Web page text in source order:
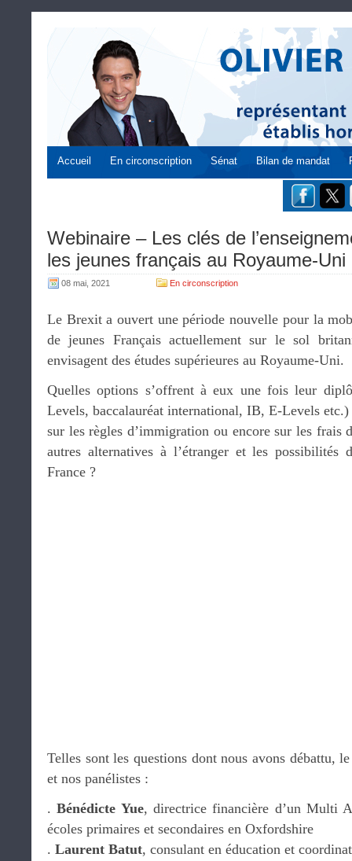
Accueil En circonscription Sénat Bilan de mandat
Webinaire – Les clés de
les jeunes français au Royaume-
08 mai, 2021 En circonscription
Le Brexit a ouvert une période nouvelle pour la
de jeunes Français actuellement sur le sol
envisagent des études supérieures au Royaume-Uni.
Quelles options s’offrent à eux une fois leur
Levels, baccalauréat international, IB, E-Levels
sur les règles d’immigration ou encore sur les frais
autres alternatives à l’étranger et les possibilités
France ?
Telles sont les questions dont nous avons débattu,
et nos panélistes :
.Bénédicte Yue, directrice financière d’un Multi
écoles primaires et secondaires en Oxfordshire
. Laurent Batut, consulant en éducation et